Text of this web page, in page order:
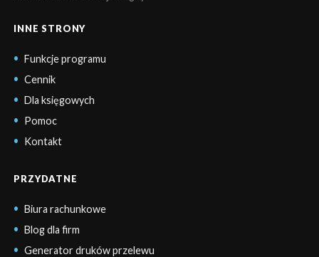
INNE STRONY
Funkcje programu
Cennik
Dla księgowych
Pomoc
Kontakt
PRZYDATNE
Biura rachunkowe
Blog dla firm
Generator druków przelewu